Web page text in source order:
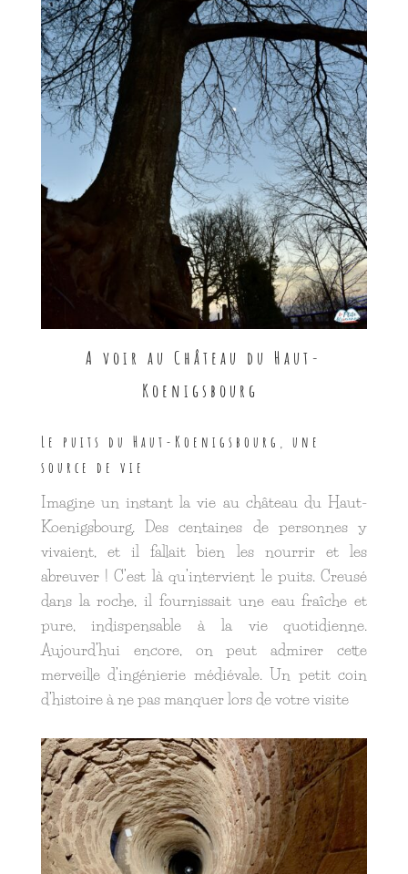
A voir au Château du Haut-
Koenigsbourg
Le puits du Haut-Koenigsbourg, une
source de vie
Imagine un instant la vie au château du Haut-
Koenigsbourg. Des centaines de personnes y
vivaient, et il fallait bien les nourrir et les
abreuver ! C’est là qu’intervient le puits. Creusé
dans la roche, il fournissait une eau fraîche et
pure, indispensable à la vie quotidienne.
Aujourd’hui encore, on peut admirer cette
merveille d’ingénierie médiévale. Un petit coin
d’histoire à ne pas manquer lors de votre visite